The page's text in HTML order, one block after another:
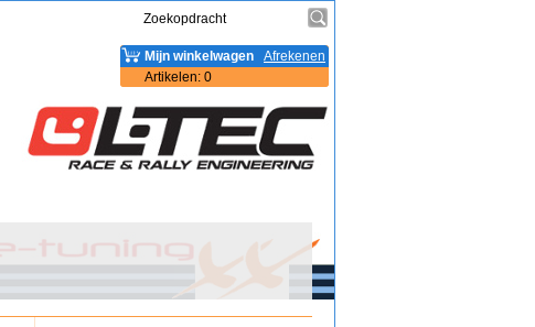
Afrekenen
Mijn winkelwagen
Artikelen: 0